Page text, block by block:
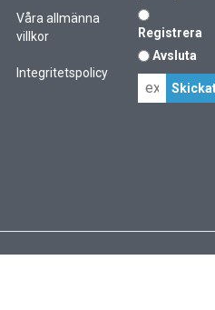
Våra allmänna
villkor
Integritetspolicy
Registrera
Avsluta